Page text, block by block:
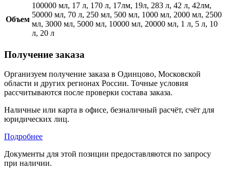
Объем
100000 мл, 17 л, 170 л, 17лм, 19л, 283 л, 42 л, 42лм,
50000 мл, 70 л, 250 мл, 500 мл, 1000 мл, 2000 мл, 2500
мл, 3000 мл, 5000 мл, 10000 мл, 20000 мл, 1 л, 5 л, 10
л, 20 л
Получение заказа
Организуем получение заказа в Одинцово, Московской
области и других регионах России. Точные условия
рассчитываются после проверки состава заказа.
Наличные или карта в офисе, безналичный расчёт, счёт для
юридических лиц.
Подробнее
Документы для этой позиции предоставляются по запросу
при наличии.